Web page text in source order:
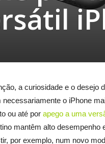
a curiosidade e o desejo
o iPhone
ou até por apego a uma
mantêm alto desempenho
por exemplo, num novo